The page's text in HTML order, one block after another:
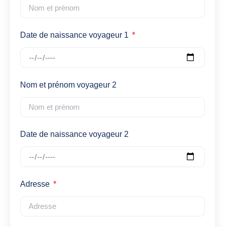
Date de naissance voyageur 1
Nom et prénom voyageur 2
Date de naissance voyageur 2
Adresse